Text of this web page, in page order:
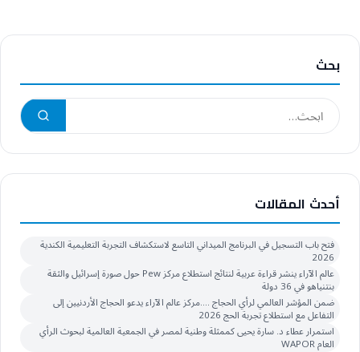
بحث
أحدث المقالات
فتح باب التسجيل في البرنامج الميداني التاسع لاستكشاف التجربة التعليمية الكندية
2026
عالم الآراء ينشر قراءة عربية لنتائج استطلاع مركز Pew حول صورة إسرائيل والثقة
بنتنياهو في 36 دولة
ضمن المؤشر العالمي لرأي الحجاج ….مركز عالم الآراء يدعو الحجاج الأردنيين إلى
التفاعل مع استطلاع تجربة الحج 2026
استمرار عطاء د. سارة يحيى كممثلة وطنية لمصر في الجمعية العالمية لبحوث الرأي
العام WAPOR